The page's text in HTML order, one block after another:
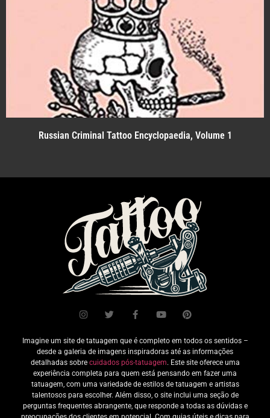
Russian Criminal Tattoo Encyclopaedia, Volume 1
Imagine um site de tatuagem que é completo em todos os sentidos –
desde a galeria de imagens inspiradoras até as informações
detalhadas sobre cuidados pós-tatuagem. Este site oferece uma
experiência completa para quem está pensando em fazer uma
tatuagem, com uma variedade de estilos de tatuagem e artistas
talentosos para escolher. Além disso, o site inclui uma seção de
perguntas frequentes abrangente, que responde a todas as dúvidas e